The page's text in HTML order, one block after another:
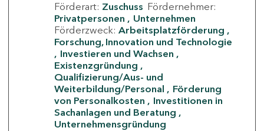
Förderart: Zuschuss Fördernehmer:
Privatpersonen
Unternehmen
Förderzweck: Arbeitsplatzförderung
Forschung, Innovation und Technologie
Investieren und Wachsen
Existenzgründung
Qualifizierung/Aus- und
Weiterbildung/Personal
Förderung
von Personalkosten
Investitionen in
Sachanlagen und Beratung
Unternehmensgründung